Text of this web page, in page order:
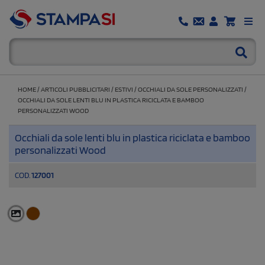
HOME /ARTICOLI PUBBLICITARI / ESTIVI /OCCHIALI DA SOLE PERSONALIZZATI /
OCCHIALI DA SOLE LENTI BLU IN PLASTICA RICICLATA E BAMBOO
PERSONALIZZATI WOOD
Occhiali da sole lenti blu in plastica riciclata e bamboo
personalizzati Wood
COD. 127001